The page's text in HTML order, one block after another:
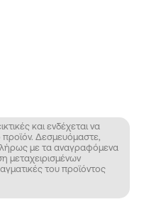
και ενδέχεται να
προϊόν. Δεσμευόμαστε,
με τα αναγραφόμενα
μεταχειρισμένων
του προϊόντος